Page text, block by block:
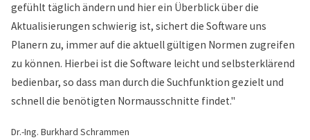
gefühlt täglich ändern und hier ein Überblick über die
Aktualisierungen schwierig ist, sichert die Software uns
Planern zu, immer auf die aktuell gültigen Normen zugreifen
zu können. Hierbei ist die Software leicht und selbsterklärend
bedienbar, so dass man durch die Suchfunktion gezielt und
schnell die benötigten Normausschnitte findet."
Dr.-Ing. Burkhard Schrammen